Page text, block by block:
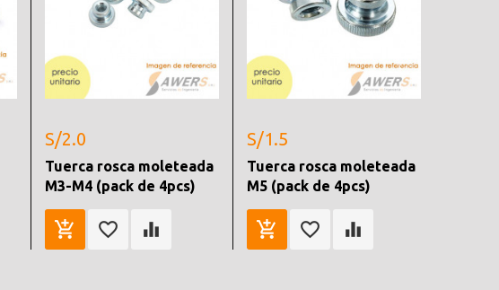
S/2.0
Tuerca rosca moleteada
M3-M4 (pack de 4pcs)
S/1.5
Tuerca rosca moleteada
M5 (pack de 4pcs)